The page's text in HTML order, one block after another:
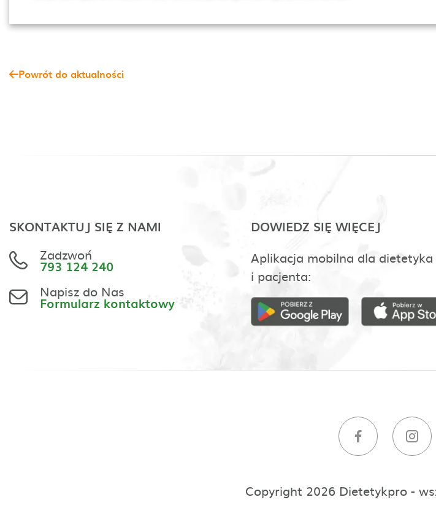
Powrót do aktualności
SKONTAKTUJ SIĘ Z NAMI
Zadzwoń
793 124 240
Napisz do Nas
Formularz kontaktowy
DOWIEDZ SIĘ WIĘCEJ
Aplikacja mobilna dla dietetyka
i pacjenta:
Copyright 2026 Dietetykpro -